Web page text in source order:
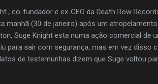
, co-fundador e ex-CEO da Death Row
manhã (30 de janeiro) após um
Suge Knight esta numa ação comercial de
para sair com segurança, mas em vez disso
de testemunhas dizem que Suge voltou